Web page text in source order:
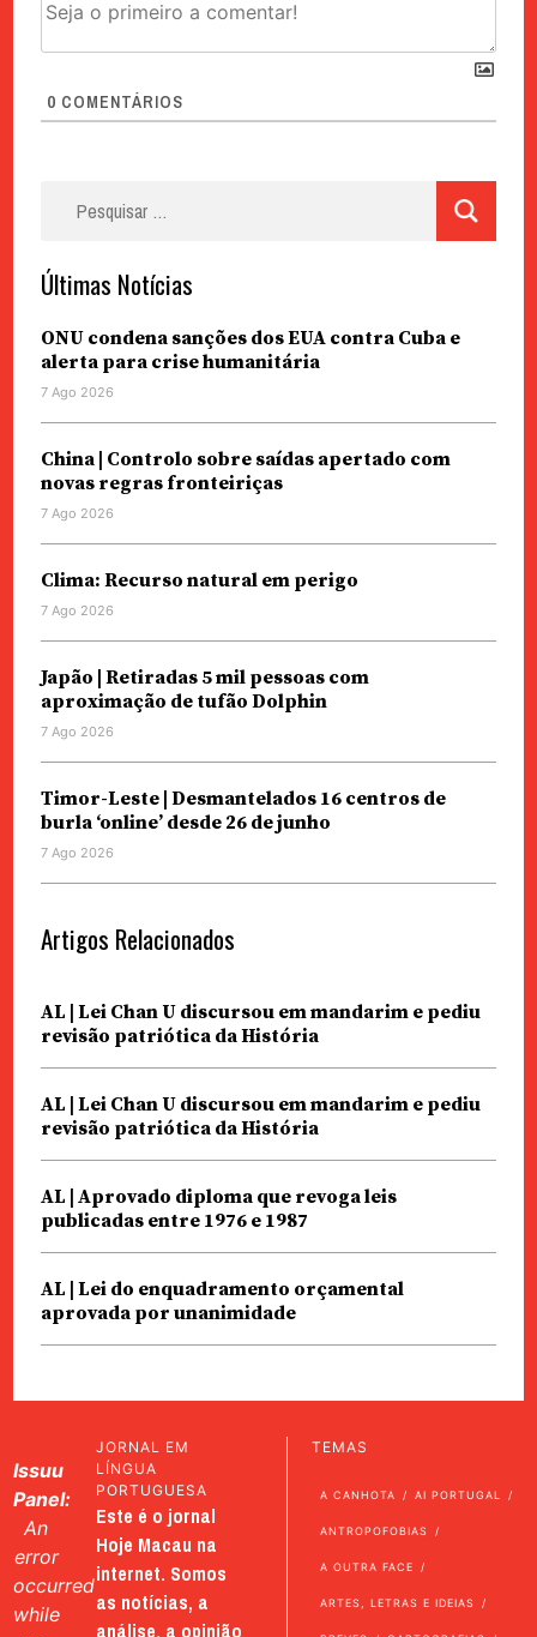
0 COMENTÁRIOS
Últimas Notícias
ONU condena sanções dos EUA contra Cuba e
alerta para crise humanitária
7 Ago 2026
China | Controlo sobre saídas apertado com
novas regras fronteiriças
7 Ago 2026
Clima: Recurso natural em perigo
7 Ago 2026
Japão | Retiradas 5 mil pessoas com
aproximação de tufão Dolphin
7 Ago 2026
Timor-Leste | Desmantelados 16 centros de
burla ‘online’ desde 26 de junho
7 Ago 2026
Artigos Relacionados
AL | Lei Chan U discursou em mandarim e pediu
revisão patriótica da História
AL | Lei Chan U discursou em mandarim e pediu
revisão patriótica da História
AL | Aprovado diploma que revoga leis
publicadas entre 1976 e 1987
AL | Lei do enquadramento orçamental
aprovada por unanimidade
Issuu
Panel:
An
error
occurred
while
JORNAL EM
LÍNGUA
PORTUGUESA
Este é o jornal
Hoje Macau na
internet. Somos
as notícias, a
análise, a opinião
TEMAS
A CANHOTA AI PORTUGAL
ANTROPOFOBIAS
A OUTRA FACE
ARTES, LETRAS E IDEIAS